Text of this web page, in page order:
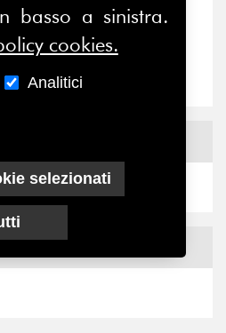
dopo la
X
basso a sinistra.
cookies.
Analitici
selezionati